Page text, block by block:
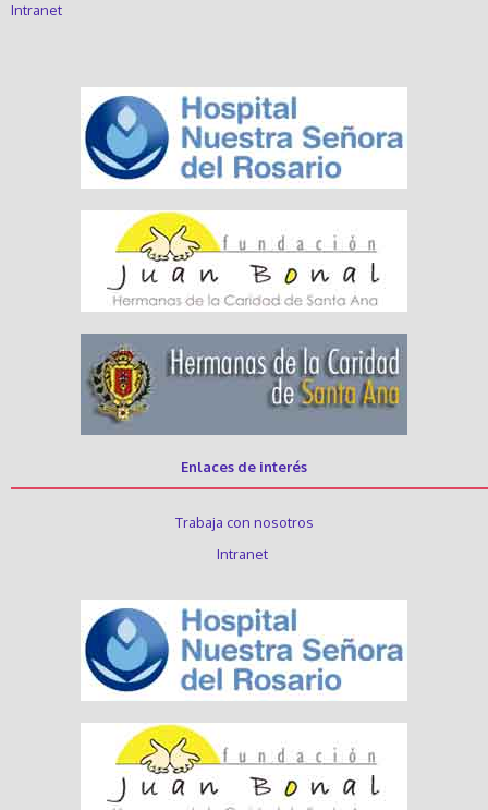
Intranet
Enlaces de interés
Trabaja con nosotros
Intranet